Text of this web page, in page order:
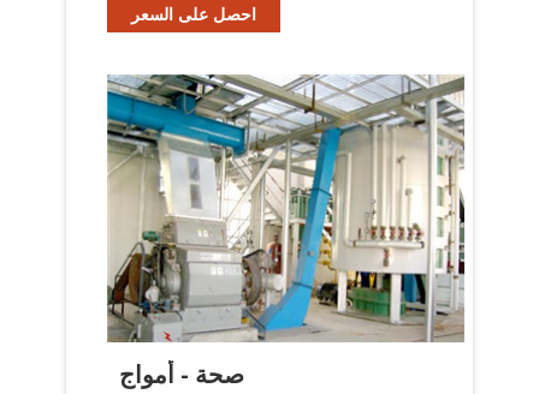
reliable way to know your true personality. It uses
احصل على السعر
صحة - أمواج